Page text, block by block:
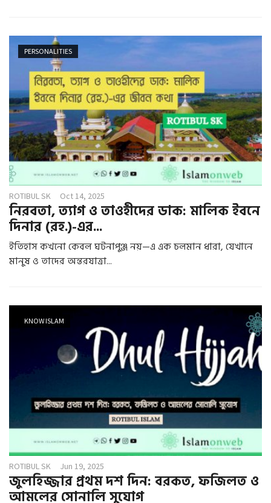
PERSONALITIES
ROTIBUL SK Oct 14, 2025
নিরবতা, ত্যাগ ও তাওহীদের ডাক: মালিক ইবনে
দিনার (রহ.)-এর...
ইতিহাস কখনো কেবল ঘটনাপুঞ্জ নয়—এ এক চলমান ধারা, যেখানে
মানুষ ও তাদের অন্তরযাত্রা...
KNOW ISLAM
ROTIBUL SK Jun 19, 2025
জুলহিজ্জার প্রথম দশ দিন: বরকত, ফজিলত ও
আমলের সোনালি সুযোগ